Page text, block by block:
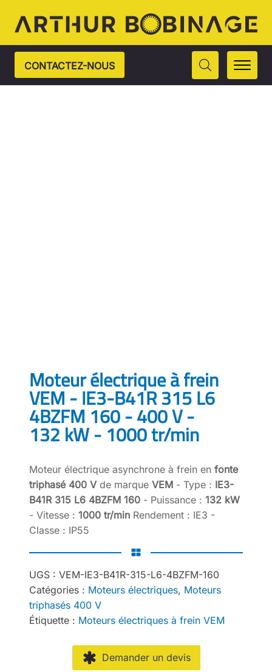
CONTACTEZ-NOUS
Moteur électrique à frein
VEM - IE3-B41R 315 L6
4BZFM 160 - 400 V -
132 kW - 1000 tr/min
Moteur électrique asynchrone à frein en fonte
triphasé 400 V de marque VEM - Type : IE3-
B41R 315 L6 4BZFM 160 - Puissance : 132 kW
- Vitesse : 1000 tr/min Rendement : IE3 -
Classe : IP55
UGS : VEM-IE3-B41R-315-L6-4BZFM-160
Catégories : Moteurs électriques, Moteurs
triphasés 400 V
Étiquette : Moteurs électriques à frein VEM
Demander un devis